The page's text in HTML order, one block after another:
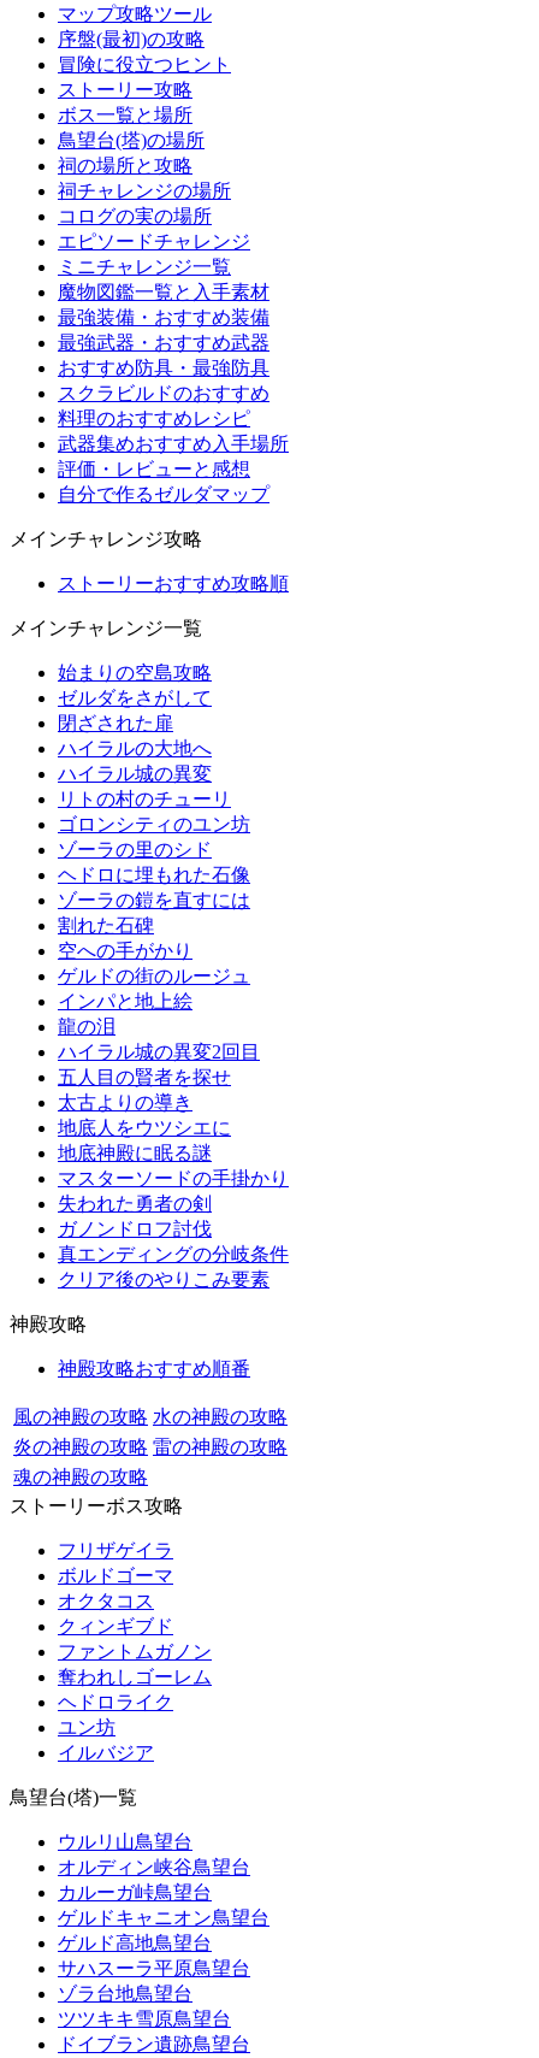
マップ攻略ツール
序盤(最初)の攻略
冒険に役立つヒント
ストーリー攻略
ボス一覧と場所
鳥望台(塔)の場所
祠の場所と攻略
祠チャレンジの場所
コログの実の場所
エピソードチャレンジ
ミニチャレンジ一覧
魔物図鑑一覧と入手素材
最強装備・おすすめ装備
最強武器・おすすめ武器
おすすめ防具・最強防具
スクラビルドのおすすめ
料理のおすすめレシピ
武器集めおすすめ入手場所
評価・レビューと感想
自分で作るゼルダマップ
メインチャレンジ攻略
ストーリーおすすめ攻略順
メインチャレンジ一覧
始まりの空島攻略
ゼルダをさがして
閉ざされた扉
ハイラルの大地へ
ハイラル城の異変
リトの村のチューリ
ゴロンシティのユン坊
ゾーラの里のシド
ヘドロに埋もれた石像
ゾーラの鎧を直すには
割れた石碑
空への手がかり
ゲルドの街のルージュ
インパと地上絵
龍の泪
ハイラル城の異変2回目
五人目の賢者を探せ
太古よりの導き
地底人をウツシエに
地底神殿に眠る謎
マスターソードの手掛かり
失われた勇者の剣
ガノンドロフ討伐
真エンディングの分岐条件
クリア後のやりこみ要素
神殿攻略
神殿攻略おすすめ順番
風の神殿の攻略 水の神殿の攻略
炎の神殿の攻略 雷の神殿の攻略
魂の神殿の攻略
ストーリーボス攻略
フリザゲイラ
ボルドゴーマ
オクタコス
クィンギブド
ファントムガノン
奪われしゴーレム
ヘドロライク
ユン坊
イルバジア
鳥望台(塔)一覧
ウルリ山鳥望台
オルディン峡谷鳥望台
カルーガ峠鳥望台
ゲルドキャニオン鳥望台
ゲルド高地鳥望台
サハスーラ平原鳥望台
ゾラ台地鳥望台
ツツキキ雪原鳥望台
ドイブラン遺跡鳥望台